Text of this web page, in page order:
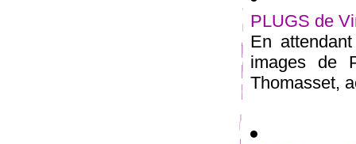
PLUGS de
En
images de
Thomasset,